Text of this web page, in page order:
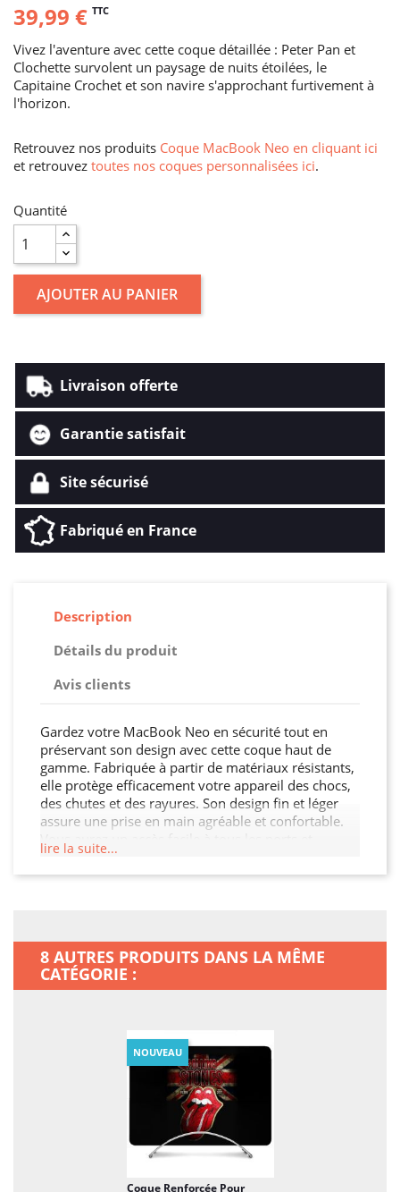
39,99 € TTC
Vivez l'aventure avec cette coque détaillée : Peter Pan et
Clochette survolent un paysage de nuits étoilées, le
Capitaine Crochet et son navire s'approchant furtivement à
l'horizon.
Retrouvez nos produits Coque MacBook Neo en cliquant ici
et retrouvez toutes nos coques personnalisées ici.
Quantité
AJOUTER AU PANIER
Livraison offerte
Garantie satisfait
Site sécurisé
Fabriqué en France
Description
Détails du produit
Avis clients
Gardez votre MacBook Neo en sécurité tout en
préservant son design avec cette coque haut de
gamme. Fabriquée à partir de matériaux résistants,
elle protège efficacement votre appareil des chocs,
des chutes et des rayures. Son design fin et léger
assure une prise en main agréable et confortable.
Vous aurez un accès facile à tous les ports et
boutons de votre MacBook Neo grâce à sa découpe
précise. Choisissez cette coque pour préserver
lire la suite...
8 AUTRES PRODUITS DANS LA MÊME
CATÉGORIE :
Coque Renforcée Pour
NOUVEAU